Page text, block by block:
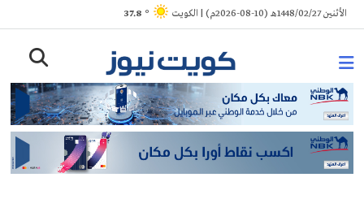
Skip
to
الأثنين 1448/02/27هـ (10-08-2026م) | الكويت ° 37.8